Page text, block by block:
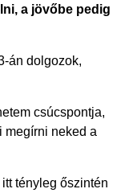
a jövőbe pedig
án dolgozok,
csúcspontja,
megírni neked a
tényleg őszintén